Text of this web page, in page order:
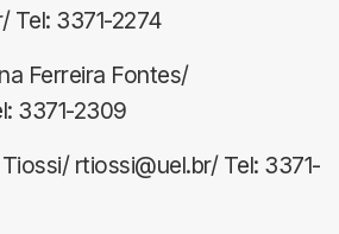
Tel: 3371-2274
Ferreira Fontes/
3371-2309
rtiossi@uel.br/ Tel: 3371-